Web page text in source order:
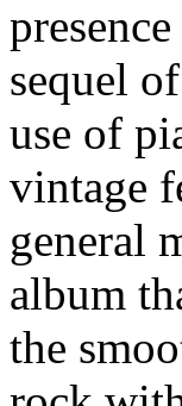
sequel
use of
vintage
general
album
the